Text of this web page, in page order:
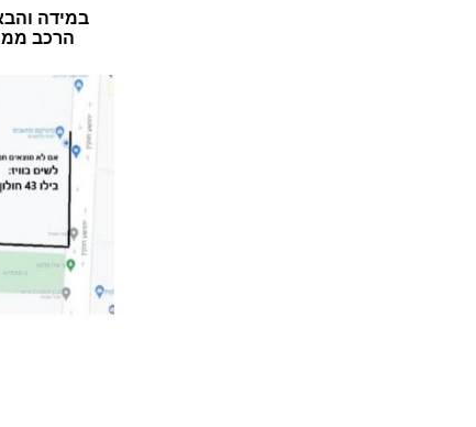
במידה
הרכב